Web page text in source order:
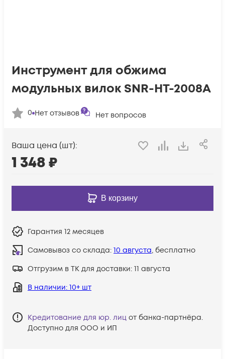
Инструмент для обжима
модульных вилок SNR-HT-2008A
0 Нет отзывов Нет вопросов
Ваша цена (шт):
1 348₽
В корзину
Гарантия 12 месяцев
Самовывоз со склада: 10 августа, бесплатно
Отгрузим в ТК для доставки: 11 августа
В наличии: 10+ шт
Кредитование для юр. лиц от банка-партнёра.
Доступно для ООО и ИП